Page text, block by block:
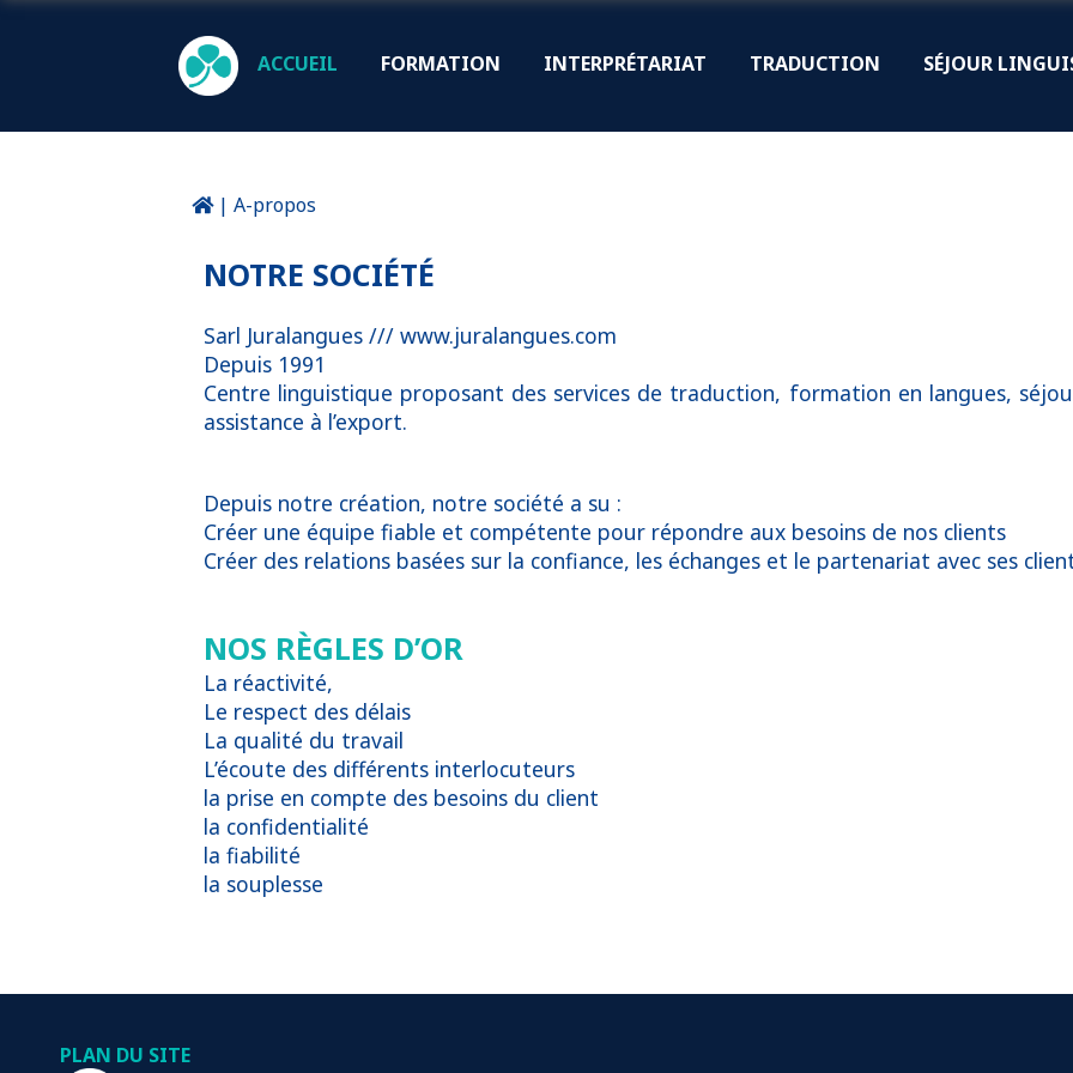
ACCUEIL FORMATION INTERPRÉTARIAT TRADUCTION SÉJOUR
| A-propos
NOTRE SOCIÉTÉ
Sarl Juralangues /// www.juralangues.com
Depuis 1991
Centre linguistique proposant des services de traduction, formation en langues,
assistance à l’export.
Depuis notre création, notre société a su :
Créer une équipe fiable et compétente pour répondre aux besoins de nos clients
Créer des relations basées sur la confiance, les échanges et le partenariat avec ses
NOS RÈGLES D’OR
La réactivité,
Le respect des délais
La qualité du travail
L’écoute des différents interlocuteurs
la prise en compte des besoins du client
la confidentialité
la fiabilité
la souplesse
PLAN DU SITE